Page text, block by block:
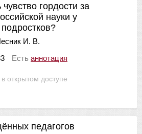
открытом доступе
чувство гордости за
науки у
И. В.
Есть аннотация
педагогов